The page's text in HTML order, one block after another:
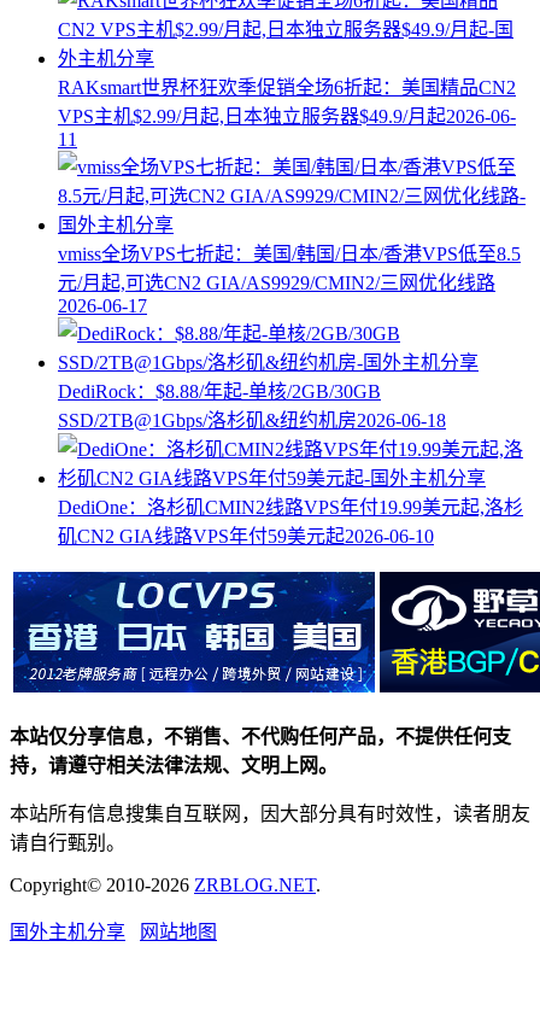
RAKsmart世界杯狂欢季促销全场6折起：美国精品CN2
VPS主机$2.99/月起,日本独立服务器$49.9/月起2026-06-
11
vmiss全场VPS七折起：美国/韩国/日本/香港VPS低至8.5
元/月起,可选CN2 GIA/AS9929/CMIN2/三网优化线路
2026-06-17
DediRock：$8.88/年起-单核/2GB/30GB
SSD/2TB@1Gbps/洛杉矶&纽约机房2026-06-18
DediOne：洛杉矶CMIN2线路VPS年付19.99美元起,洛杉
矶CN2 GIA线路VPS年付59美元起2026-06-10
本站仅分享信息，不销售、不代购任何产品，不提供任何支
持，请遵守相关法律法规、文明上网。
本站所有信息搜集自互联网，因大部分具有时效性，读者朋友
请自行甄别。
Copyright© 2010-2026 ZRBLOG.NET.
国外主机分享 网站地图